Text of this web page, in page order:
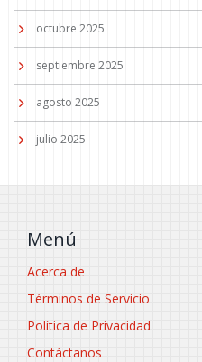
octubre 2025
septiembre 2025
agosto 2025
julio 2025
Menú
Acerca de
Términos de Servicio
Política de Privacidad
Contáctanos